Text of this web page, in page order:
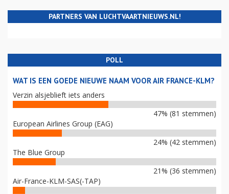
PARTNERS VAN LUCHTVAARTNIEUWS.NL!
POLL
WAT IS EEN GOEDE NIEUWE NAAM VOOR AIR FRANCE-KLM?
Verzin alsjeblieft iets anders
47% (81 stemmen)
European Airlines Group (EAG)
24% (42 stemmen)
The Blue Group
21% (36 stemmen)
Air-France-KLM-SAS(-TAP)